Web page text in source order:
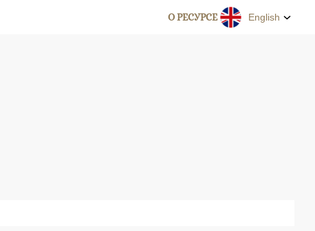
О РЕСУРСЕ English